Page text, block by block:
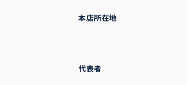
本店所在地
代表者